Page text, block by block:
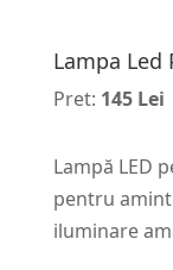
Lampa Led
Pret: 145 Lei
Lampă LED
pentru
iluminare